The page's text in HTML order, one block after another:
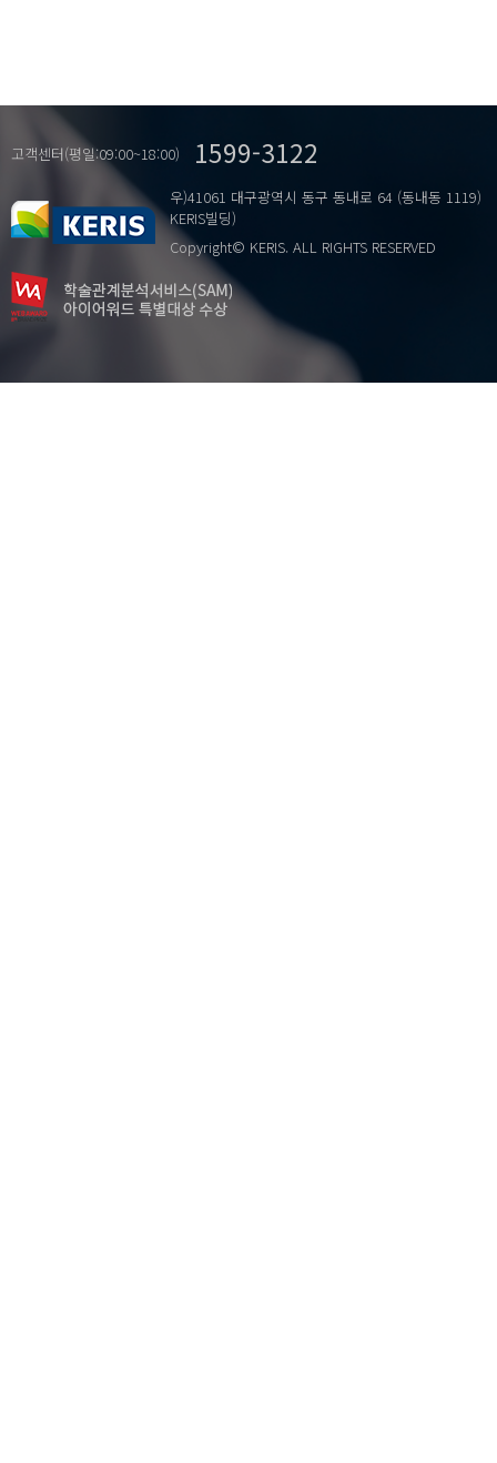
고객센터(평일:09:00~18:00) 1599-3122
우)41061 대구광역시 동구 동내로 64 (동내동 1119)
KERIS빌딩)
Copyright© KERIS. ALL RIGHTS RESERVED